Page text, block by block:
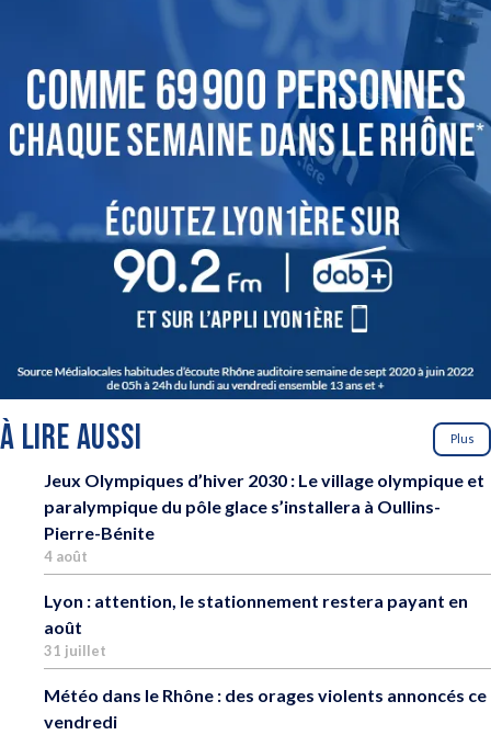
À LIRE AUSSI Plus
Jeux Olympiques d’hiver 2030 : Le village olympique et
paralympique du pôle glace s’installera à Oullins-
Pierre-Bénite
4 août
Lyon : attention, le stationnement restera payant en
août
31 juillet
Météo dans le Rhône : des orages violents annoncés ce
vendredi